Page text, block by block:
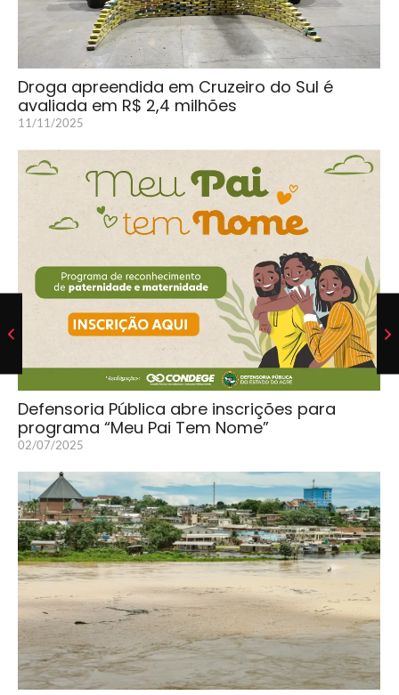
Droga apreendida em Cruzeiro do Sul é
avaliada em R$ 2,4 milhões
11/11/2025
Defensoria Pública abre inscrições para
programa “Meu Pai Tem Nome”
02/07/2025